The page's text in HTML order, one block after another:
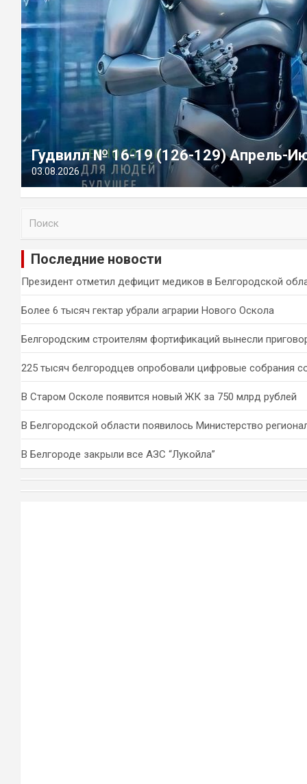
Гудвилл № 16-19 (126-129) Апрель-
03.08.2026
и
Последние новости
Президент отметил дефицит медиков в Белгородской
Более 6 тысяч гектар убрали аграрии Нового Оскола
Белгородским строителям фортификаций вынесли
225 тысяч белгородцев опробовали цифровые собрания
В Старом Осколе появится новый ЖК за 750 млрд рублей
В Белгородской области появилось Министерство
В Белгороде закрыли все АЗС “Лукойла”